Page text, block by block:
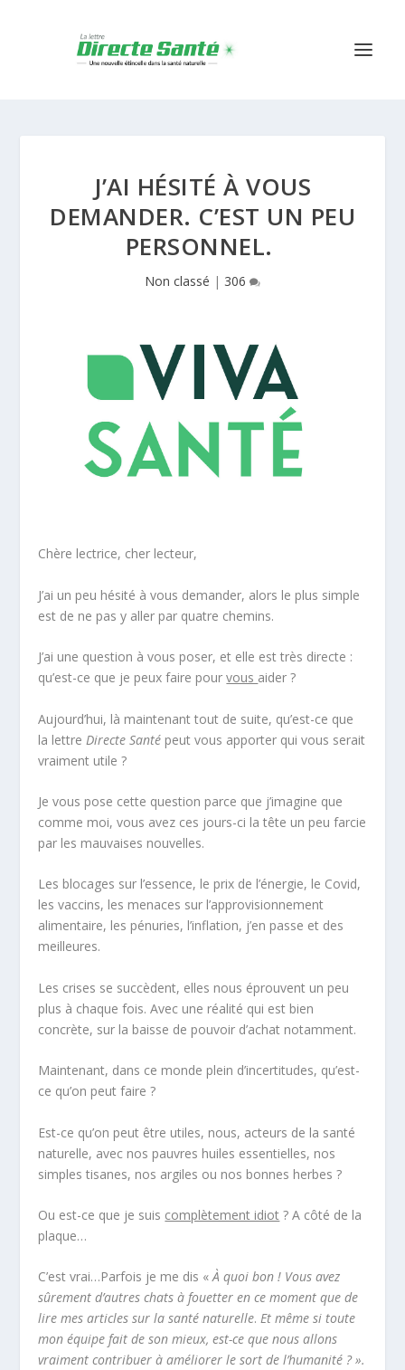
J’AI HÉSITÉ À VOUS
DEMANDER. C’EST UN PEU
PERSONNEL.
Non classé | 306
Chère lectrice, cher lecteur,
J’ai un peu hésité à vous demander, alors le plus simple
est de ne pas y aller par quatre chemins.
J’ai une question à vous poser, et elle est très directe :
qu’est-ce que je peux faire pourvous aider ?
Aujourd’hui, là maintenant tout de suite, qu’est-ce que
la lettre Directe Santé peut vous apporter qui vous serait
vraiment utile ?
Je vous pose cette question parce que j’imagine que
comme moi, vous avez ces jours-ci la tête un peu farcie
par les mauvaises nouvelles.
Les blocages sur l’essence, le prix de l’énergie, le Covid,
les vaccins, les menaces sur l’approvisionnement
alimentaire, les pénuries, l’inflation, j’en passe et des
meilleures.
Les crises se succèdent, elles nous éprouvent un peu
plus à chaque fois. Avec une réalité qui est bien
concrète, sur la baisse de pouvoir d’achat notamment.
Maintenant, dans ce monde plein d’incertitudes, qu’est-
ce qu’on peut faire ?
Est-ce qu’on peut être utiles, nous, acteurs de la santé
naturelle, avec nos pauvres huiles essentielles, nos
simples tisanes, nos argiles ou nos bonnes herbes ?
Ou est-ce que je suis complètement idiot ? A côté de la
plaque…
C’est vrai…Parfois je me dis «À quoi bon ! Vous avez
sûrement d’autres chats à fouetter en ce moment que de
lire mes articles sur la santé naturelle.Et même si toute
mon équipe fait de son mieux, est-ce que nous allons
vraiment contribuer à améliorer le sort de l’humanité ? ».